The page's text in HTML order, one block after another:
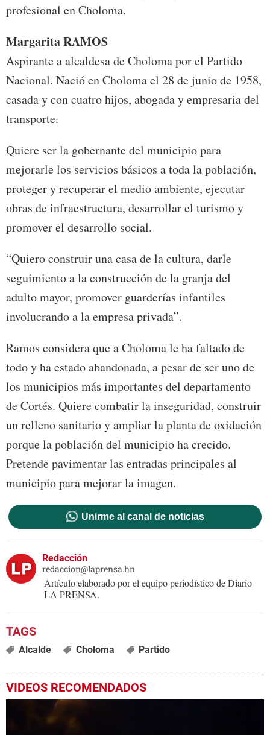
profesional en Choloma.
Margarita RAMOS
Aspirante a alcaldesa de Choloma por el Partido
Nacional. Nació en Choloma el 28 de junio de 1958,
casada y con cuatro hijos, abogada y empresaria del
transporte.
Quiere ser la gobernante del municipio para
mejorarle los servicios básicos a toda la población,
proteger y recuperar el medio ambiente, ejecutar
obras de infraestructura, desarrollar el turismo y
promover el desarrollo social.
“Quiero construir una casa de la cultura, darle
seguimiento a la construcción de la granja del
adulto mayor, promover guarderías infantiles
involucrando a la empresa privada”.
Ramos considera que a Choloma le ha faltado de
todo y ha estado abandonada, a pesar de ser uno de
los municipios más importantes del departamento
de Cortés. Quiere combatir la inseguridad, construir
un relleno sanitario y ampliar la planta de oxidación
porque la población del municipio ha crecido.
Pretende pavimentar las entradas principales al
municipio para mejorar la imagen.
Unirme al canal de noticias
Redacción
redaccion@laprensa.hn
Artículo elaborado por el equipo periodístico de Diario
LA PRENSA.
Alcalde Choloma Partido
VIDEOS RECOMENDADOS